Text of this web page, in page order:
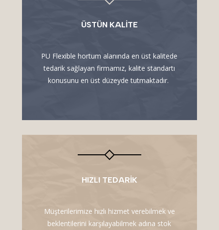
ÜSTÜN KALITE
PU Flexible hortum alanında en üst kalitede
tedarik sağlayan firmamız, kalite standartı
konusunu en üst düzeyde tutmaktadır.
HIZLI TEDARIK
Müşterilerimize hızlı hizmet verebilmek ve
beklentilerini karşılayabilmek adına stok